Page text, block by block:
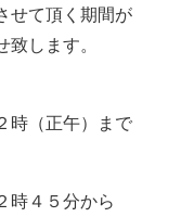
せて頂く期間が
します。
（正午）まで
４５分から